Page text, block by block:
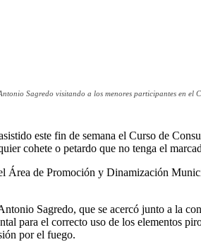
Sagredo visitando a los menores participantes en el
este fin de semana el Curso de
cohete o petardo que no tenga el
Área de Promoción y Dinamización
Sagredo, que se acercó junto a la
para el correcto uso de los elementos
por el fuego.